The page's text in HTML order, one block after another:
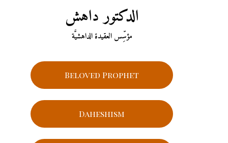
الدكتور داهش
مؤسِّس العقيدة الداهشيَّة
Beloved Prophet
Daheshism